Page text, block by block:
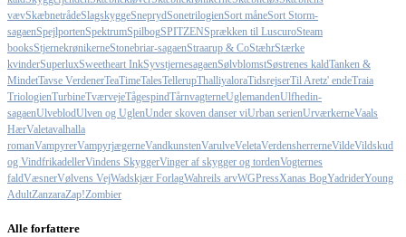
vævSkæbnetrådeSlagskyggeSneprydSonetrilogienSort måneSort Storm-
sagaenSpejlportenSpektrumSpilbogSPITZENSprækken til LuscuroSteam
booksStjernekrønikerneStonebriar-sagaenStraarup & CoStæhrStærke
kvinderSuperluxSweetheart InkSyvstjernesagaenSølvblomstSøstrenes kaldTanken &
MindetTavse VerdenerTeaTimeTalesTellerupThalliyaloraTidsrejserTil Aretz' endeTraia
TriologienTurbineTværvejeTågespindTårnvagterneUglemandenUlfhedin-
sagaenUlveblodUlven og UglenUnder skoven danser viUrban serienUrværkerneVaals
HærValetavalhalla
romanVampyrerVampyrjægerneVandkunstenVarulveVeletaVerdensherrerneVildeVildskud
og VindfrikadellerVindens SkyggerVinger af skygger og tordenVogternes
faldVæsnerVølvens VejWadskjær ForlagWahreils arvWGPressXanas BogYadriderYoung
AdultZanzaraZap!Zombier
Alle forfattere